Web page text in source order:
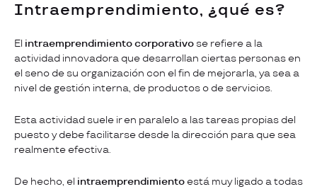
Intraemprendimiento, ¿qué es?
El intraemprendimiento corporativo se refiere a la
actividad innovadora que desarrollan ciertas personas en
el seno de su organización con el fin de mejorarla, ya sea a
nivel de gestión interna, de productos o de servicios.
Esta actividad suele ir en paralelo a las tareas propias del
puesto y debe facilitarse desde la dirección para que sea
realmente efectiva.
De hecho, el intraemprendimiento está muy ligado a todas